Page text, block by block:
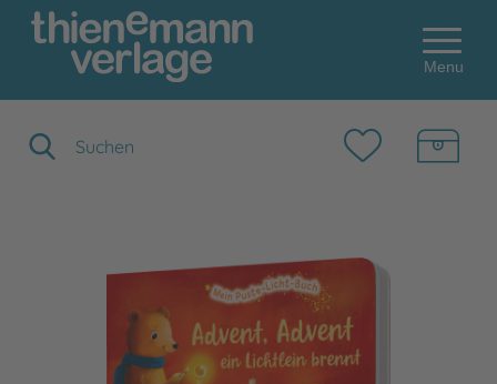
Menu